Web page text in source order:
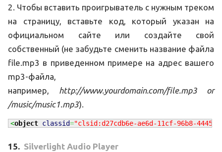
2. Чтобы вставить проигрыватель с нужным треком
на страницу, вставьте код, который указан на
официальном сайте или создайте свой
собственный (не забудьте сменить название файла
file.mp3 в приведенном примере на адрес вашего
mp3-файла,
например, http://www.yourdomain.com/file.mp3 or
/music/music1.mp3).
<object classid="clsid:d27cdb6e-ae6d-11cf-96b8-
15. Silverlight Audio Player